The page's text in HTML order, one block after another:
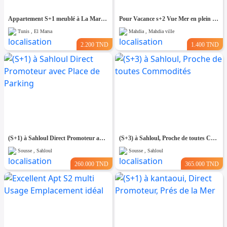
Appartement S+1 meublé à La Marsa MAL2000
Tunis , El Marsa
2.200 TND
Pour Vacance s+2 Vue Mer en plein Zone Touristique Mahdia
Mahdia , Mahdia ville
1.400 TND
(S+1) à Sahloul Direct Promoteur avec Place de Parking
Sousse , Sahloul
260.000 TND
(S+3) à Sahloul, Proche de toutes Commodités
Sousse , Sahloul
365.000 TND